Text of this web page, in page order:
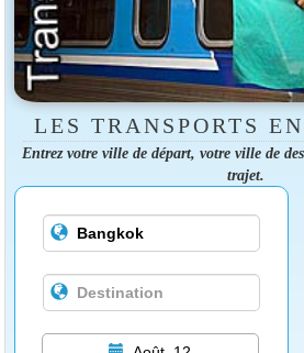
LES TRANSPORTS
Entrez votre ville de départ, votre ville de
trajet.